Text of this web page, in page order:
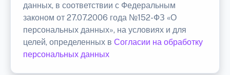
данных, в соответствии с Федеральным
законом от 27.07.2006 года №152-ФЗ «О
персональных данных», на условиях и для
целей, определенных в Согласии на обработку
персональных данных